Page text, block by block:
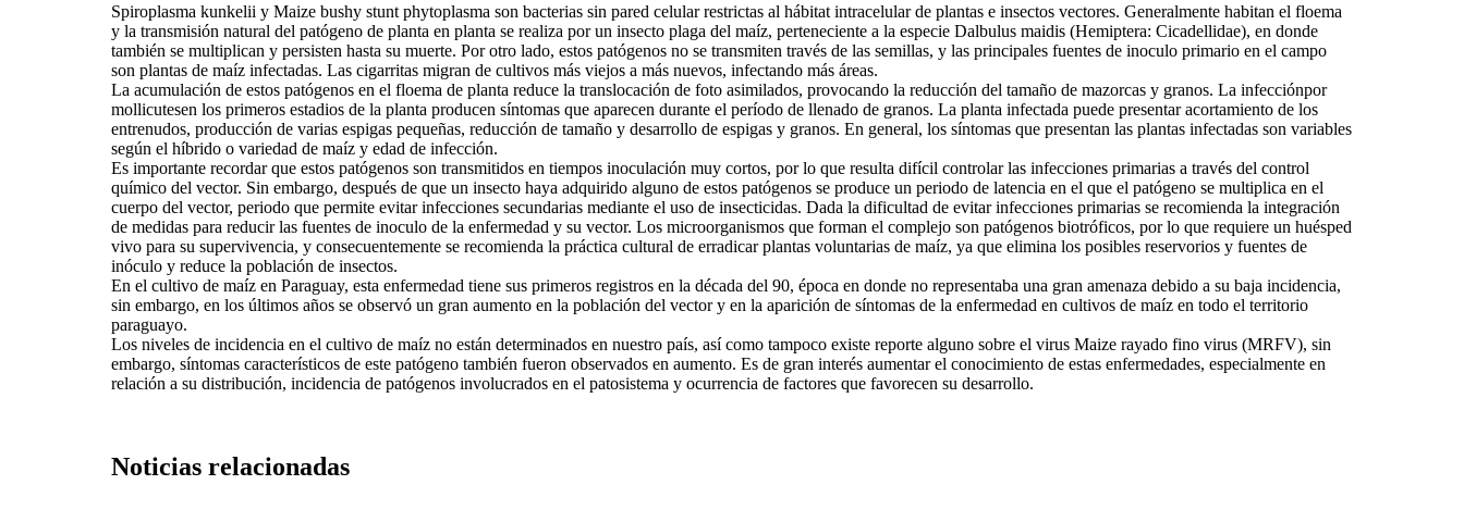
Spiroplasma kunkelii y Maize bushy stunt phytoplasma son bacterias sin pared celular restrictas al hábitat intracelular de plantas e insectos vectores. Generalmente habitan el floema
y la transmisión natural del patógeno de planta en planta se realiza por un insecto plaga del maíz, perteneciente a la especie Dalbulus maidis (Hemiptera: Cicadellidae), en donde
también se multiplican y persisten hasta su muerte. Por otro lado, estos patógenos no se transmiten través de las semillas, y las principales fuentes de inoculo primario en el campo
son plantas de maíz infectadas. Las cigarritas migran de cultivos más viejos a más nuevos, infectando más áreas.
La acumulación de estos patógenos en el floema de planta reduce la translocación de foto asimilados, provocando la reducción del tamaño de mazorcas y granos. La infecciónpor
mollicutesen los primeros estadios de la planta producen síntomas que aparecen durante el período de llenado de granos. La planta infectada puede presentar acortamiento de los
entrenudos, producción de varias espigas pequeñas, reducción de tamaño y desarrollo de espigas y granos. En general, los síntomas que presentan las plantas infectadas son variables
según el híbrido o variedad de maíz y edad de infección.
Es importante recordar que estos patógenos son transmitidos en tiempos inoculación muy cortos, por lo que resulta difícil controlar las infecciones primarias a través del control
químico del vector. Sin embargo, después de que un insecto haya adquirido alguno de estos patógenos se produce un periodo de latencia en el que el patógeno se multiplica en el
cuerpo del vector, periodo que permite evitar infecciones secundarias mediante el uso de insecticidas. Dada la dificultad de evitar infecciones primarias se recomienda la integración
de medidas para reducir las fuentes de inoculo de la enfermedad y su vector. Los microorganismos que forman el complejo son patógenos biotróficos, por lo que requiere un huésped
vivo para su supervivencia, y consecuentemente se recomienda la práctica cultural de erradicar plantas voluntarias de maíz, ya que elimina los posibles reservorios y fuentes de
inóculo y reduce la población de insectos.
En el cultivo de maíz en Paraguay, esta enfermedad tiene sus primeros registros en la década del 90, época en donde no representaba una gran amenaza debido a su baja incidencia,
sin embargo, en los últimos años se observó un gran aumento en la población del vector y en la aparición de síntomas de la enfermedad en cultivos de maíz en todo el territorio
paraguayo.
Los niveles de incidencia en el cultivo de maíz no están determinados en nuestro país, así como tampoco existe reporte alguno sobre el virus Maize rayado fino virus (MRFV), sin
embargo, síntomas característicos de este patógeno también fueron observados en aumento. Es de gran interés aumentar el conocimiento de estas enfermedades, especialmente en
relación a su distribución, incidencia de patógenos involucrados en el patosistema y ocurrencia de factores que favorecen su desarrollo.
Noticias relacionadas